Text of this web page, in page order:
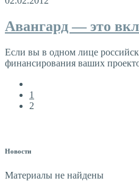
Авангард — это
Если вы в одном лице
финансирования ваших
1
2
Новости
Материалы не найдены